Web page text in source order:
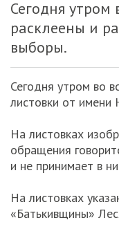
Сегодня утром
расклеены и
выборы.
Сегодня утром во
листовки от
На листовках
обращения
и не принимает в
На листовках
«Батькивщины»